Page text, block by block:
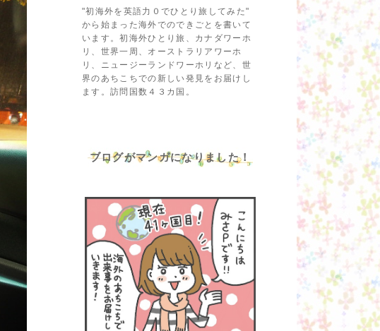
"初海外を英語力０でひとり旅してみた"
から始まった海外でのできごとを書いて
います。初海外ひとり旅、カナダワーホ
リ、世界一周、オーストラリアワーホ
リ、ニュージーランドワーホリなど、世
界のあちこちでの新しい発見をお届けし
ます。訪問国数４３カ国。
ブログがマンガになりました！